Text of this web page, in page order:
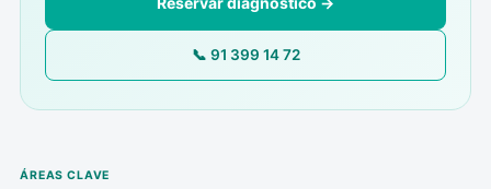
📞 91 399 14 72
ÁREAS CLAVE